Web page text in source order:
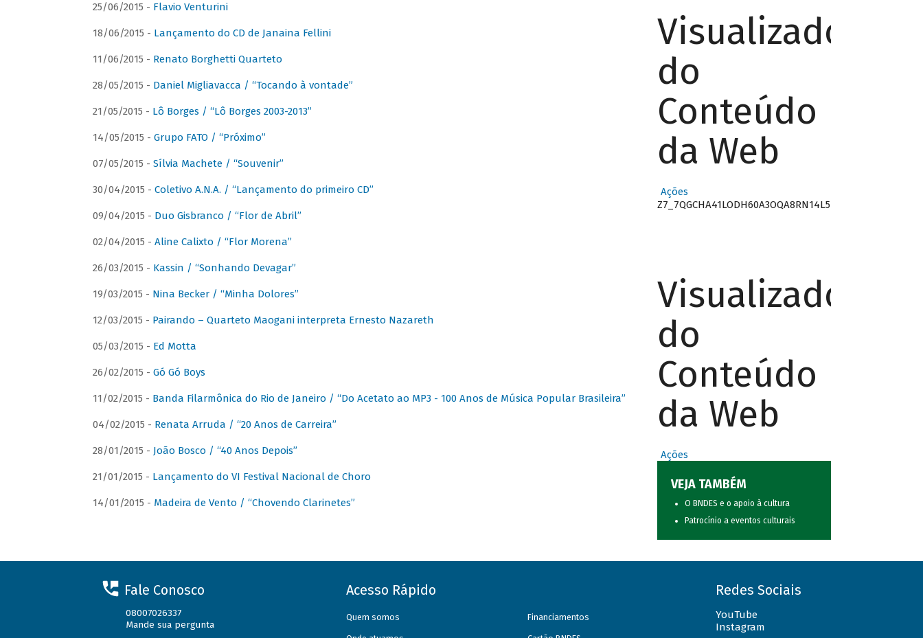
25/06/2015 - Flavio Venturini
18/06/2015 - Lançamento do CD de Janaina Fellini
11/06/2015 - Renato Borghetti Quarteto
28/05/2015 - Daniel Migliavacca / “Tocando à vontade”
21/05/2015 - Lô Borges / “Lô Borges 2003-2013”
14/05/2015 - Grupo FATO / “Próximo”
07/05/2015 - Sílvia Machete / “Souvenir”
30/04/2015 - Coletivo A.N.A. / “Lançamento do primeiro CD”
09/04/2015 - Duo Gisbranco / “Flor de Abril”
02/04/2015 - Aline Calixto / “Flor Morena”
26/03/2015 - Kassin / “Sonhando Devagar”
19/03/2015 - Nina Becker / “Minha Dolores”
12/03/2015 - Pairando – Quarteto Maogani interpreta Ernesto Nazareth
05/03/2015 - Ed Motta
26/02/2015 - Gó Gó Boys
11/02/2015 - Banda Filarmônica do Rio de Janeiro / “Do Acetato ao MP3 - 100 Anos de Música Popular Brasileira”
04/02/2015 - Renata Arruda / “20 Anos de Carreira”
28/01/2015 - João Bosco / “40 Anos Depois”
21/01/2015 - Lançamento do VI Festival Nacional de Choro
14/01/2015 - Madeira de Vento / “Chovendo Clarinetes”
Visualizador
do
Conteúdo
da Web
Ações
Z7_7QGCHA41LODH60A3OQA8RN14L5
Visualizador
do
Conteúdo
da Web
Ações
VEJA TAMBÉM
O BNDES e o apoio à cultura
Patrocínio a eventos culturais
Fale Conosco
08007026337
Mande sua pergunta
Acesso Rápido
Quem somos Financiamentos
Redes Sociais
YouTube
Instagram